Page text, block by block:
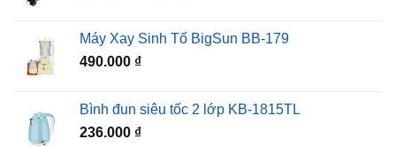
120.000 ₫.
là:
Máy Xay Sinh Tố BigSun BB-179
490.000 ₫
Bình đun siêu tốc 2 lớp KB-1815TL
236.000 ₫